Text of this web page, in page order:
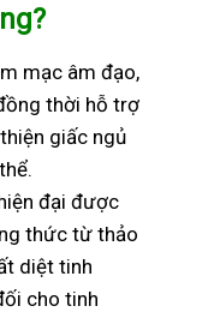
mạc âm đạo,
thời hỗ trợ
giấc ngủ
đại được
thức từ thảo
diệt tinh
cho tinh